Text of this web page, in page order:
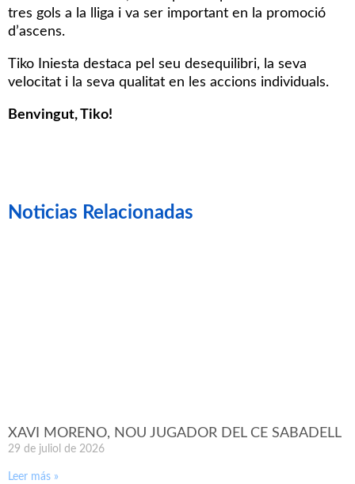
tres gols a la lliga i va ser important en la promoció
d’ascens.
Tiko Iniesta destaca pel seu desequilibri, la seva
velocitat i la seva qualitat en les accions individuals.
Benvingut,Tiko!
Noticias Relacionadas
XAVI MORENO, NOU JUGADOR DEL CE SABADELL
29 de juliol de 2026
Leer más »